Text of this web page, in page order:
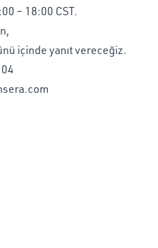
– 18:00 CST.
içinde yanıt vereceğiz.